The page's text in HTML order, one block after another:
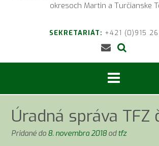
okresoch Martin a Turčianske
SEKRETARIÁT: +421 (0)915
Úradná správa TFZ
Pridané do 8. novembra 2018odtfz